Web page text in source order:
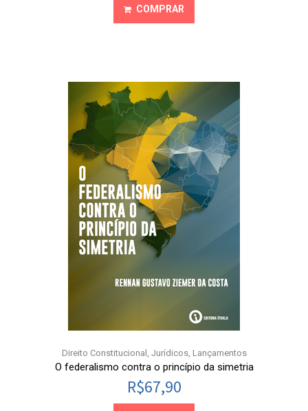
COMPRAR
Direito Constitucional , Jurídicos, Lançamentos
O federalismo contra o princípio da simetria
R$67,90